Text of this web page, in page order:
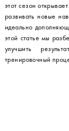
этот сезон
развивать новые
идеально
этой статье мы
улучшить
тренировочный